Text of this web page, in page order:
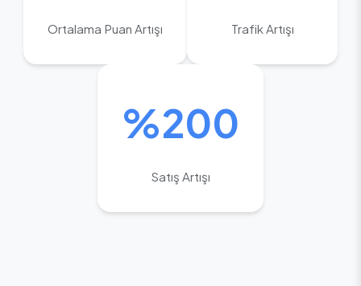
Ortalama Puan Artışı Trafik Artışı
%200
Satış Artışı